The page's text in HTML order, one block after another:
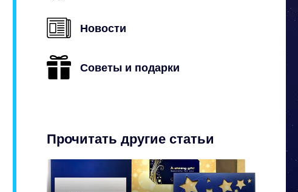
Новости
Советы и подарки
Прочитать другие статьи